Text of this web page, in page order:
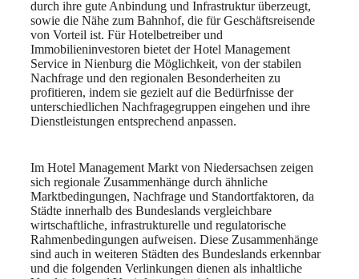
durch ihre gute Anbindung und Infrastruktur überzeugt,
sowie die Nähe zum Bahnhof, die für Geschäftsreisende
von Vorteil ist. Für Hotelbetreiber und
Immobilieninvestoren bietet der Hotel Management
Service in Nienburg die Möglichkeit, von der stabilen
Nachfrage und den regionalen Besonderheiten zu
profitieren, indem sie gezielt auf die Bedürfnisse der
unterschiedlichen Nachfragegruppen eingehen und ihre
Dienstleistungen entsprechend anpassen.
Im Hotel Management Markt von Niedersachsen zeigen
sich regionale Zusammenhänge durch ähnliche
Marktbedingungen, Nachfrage und Standortfaktoren, da
Städte innerhalb des Bundeslands vergleichbare
wirtschaftliche, infrastrukturelle und regulatorische
Rahmenbedingungen aufweisen. Diese Zusammenhänge
sind auch in weiteren Städten des Bundeslands erkennbar
und die folgenden Verlinkungen dienen als inhaltliche